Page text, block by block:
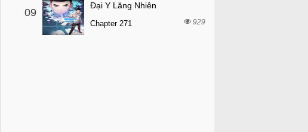
09
Đại Y Lăng Nhiên
Chapter 271 929